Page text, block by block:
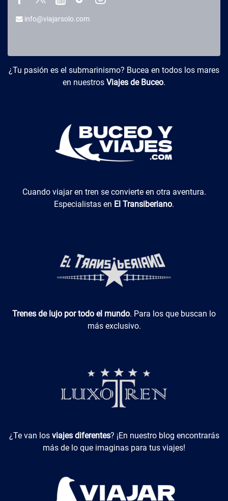
info@viajarsolo.com
Buceo y Viajes
¿Tu pasión es el submarinismo? Bucea en todos los mares
en nuestros Viajes de Buceo.
El Transiberiano
Cuando viajar en tren se convierte en otra aventura.
Especialistas en El Transiberiano.
Luxotren
Trenes de lujo por todo el mundo. Para los que buscan lo
más exclusivo.
Viajes Diferentes
¿Te van los viajes diferentes? ¡En nuestro blog encontrarás
más de lo que imaginas para tus viajes!